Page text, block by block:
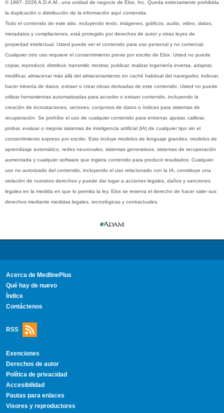
© 1997- 2026 A.D.A.M., una unidad de negocio de Ebix, Inc. Queda estrictamente prohibida
la duplicación o distribución de la información aquí contenida.
Todo el contenido de este sitio, incluyendo texto, imágenes, gráficos, audio, video, datos,
metadatos y compilaciones, está protegido por derechos de autor y otras leyes de
propiedad intelectual. Usted puede ver el contenido para uso personal y no comercial.
Cualquier otro uso requiere el consentimiento previo por escrito de Ebix. Usted no puede
copiar, reproducir, distribuir, transmitir, mostrar, publicar, realizar ingeniería inversa, adaptar,
modificar, almacenar más allá del almacenamiento en caché habitual del navegador, indexar,
hacer minería de datos, extraer o crear obras derivadas de este contenido. Usted no puede
utilizar herramientas automatizadas para acceder o extraer contenido, incluyendo la
creación de incrustaciones, vectores, conjuntos de datos o índices para sistemas de
recuperación. Se prohíbe el uso de cualquier contenido para entrenar, ajustar, calibrar,
probar, evaluar o mejorar sistemas de inteligencia artificial (IA) de cualquier tipo sin el
consentimiento expreso por escrito. Esto incluye modelos de lenguaje grandes, modelos de
aprendizaje automático, redes neuronales, sistemas generativos, sistemas de recuperación
aumentada y cualquier software que ingiera contenido para producir resultados. Cualquier
uso no autorizado del contenido, incluyendo el uso relacionado con la IA, constituye una
violación de nuestros derechos y puede dar lugar a acciones legales, daños y sanciones
legales en la medida en que lo permita la ley. Ebix se reserva el derecho de hacer valer sus
derechos mediante medidas legales, tecnológicas y contractuales.
Acerca de MedlinePlus
Qué hay de nuevo
Índice
Contáctenos
RSS
Exenciones
Derechos de autor
Política de privacidad
Accesibilidad
Pautas para enlaces
Visores y reproductores